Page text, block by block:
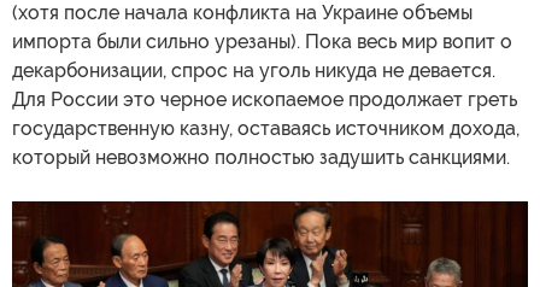
(хотя после начала конфликта на Украине объемы
импорта были сильно урезаны). Пока весь мир вопит о
декарбонизации, спрос на уголь никуда не девается.
Для России это черное ископаемое продолжает греть
государственную казну, оставаясь источником дохода,
который невозможно полностью задушить санкциями.